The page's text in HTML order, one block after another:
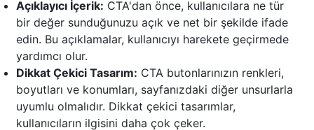
Açıklayıcı İçerik: CTA'dan önce, kullanıcılara ne tür
bir değer sunduğunuzu açık ve net bir şekilde ifade
edin. Bu açıklamalar, kullanıcıyı harekete geçirmede
yardımcı olur.
Dikkat Çekici Tasarım: CTA butonlarınızın renkleri,
boyutları ve konumları, sayfanızdaki diğer unsurlarla
uyumlu olmalıdır. Dikkat çekici tasarımlar,
kullanıcıların ilgisini daha çok çeker.